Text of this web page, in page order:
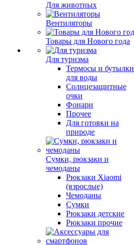
Для животных
Вентиляторы
Товары для Нового года
Для туризма
Термосы и бутылки
для воды
Солнцезащитные
очки
Фонари
Прочее
Для готовки на
природе
Сумки, рюкзаки и
чемоданы
Рюкзаки Xiaomi
(взрослые)
Чемоданы
Сумки
Рюкзаки детские
Рюкзаки прочие